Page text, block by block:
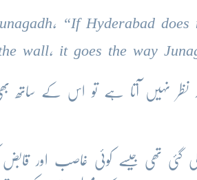
“If Hyderabad
wall, it goes the way
دیوار نظر نہیں آتا ہے تو اس کے
گئی تھی جیسے کوئی غاصب اور قابض